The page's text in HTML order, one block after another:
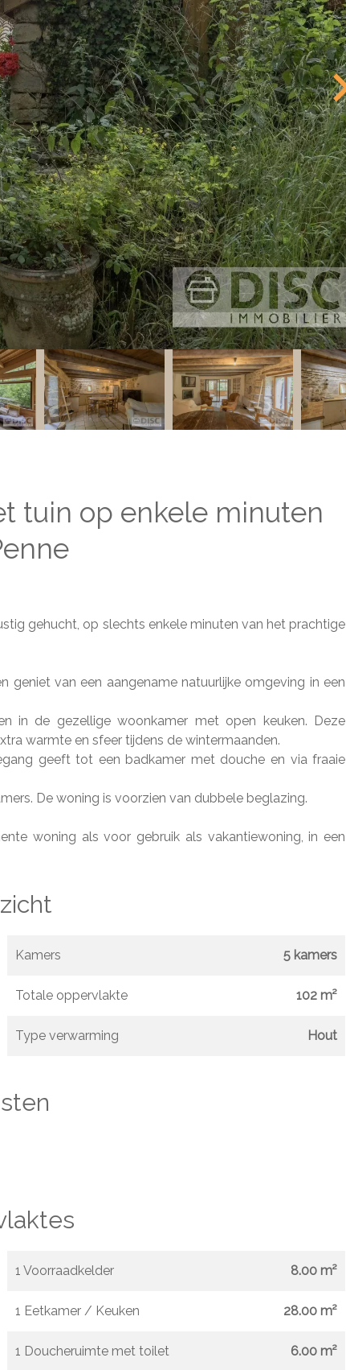
tuin op enkele minuten
gehucht, op slechts enkele minuten van het prachtige
geniet van een aangename natuurlijke omgeving in een
in de gezellige woonkamer met open keuken. Deze
warmte en sfeer tijdens de wintermaanden.
geeft tot een badkamer met douche en via fraaie
De woning is voorzien van dubbele beglazing.
woning als voor gebruik als vakantiewoning, in een
Kamers 5 kamers
Totale oppervlakte 102 m²
Type verwarming Hout
1 Voorraadkelder 8.00 m²
1 Eetkamer / Keuken 28.00 m²
1 Doucheruimte met toilet 6.00 m²